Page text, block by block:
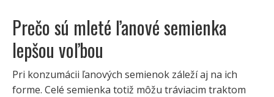
Prečo sú mleté ľanové semienka
lepšou voľbou
Pri konzumácii ľanových semienok záleží aj na ich
forme. Celé semienka totiž môžu tráviacim traktom